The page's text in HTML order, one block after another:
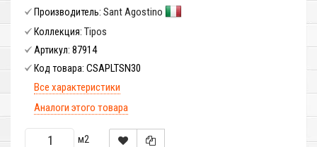
Производитель: Sant Agostino
Коллекция: Tipos
Артикул: 87914
Код товара: CSAPLTSN30
Все характеристики
Аналоги этого товара
м2